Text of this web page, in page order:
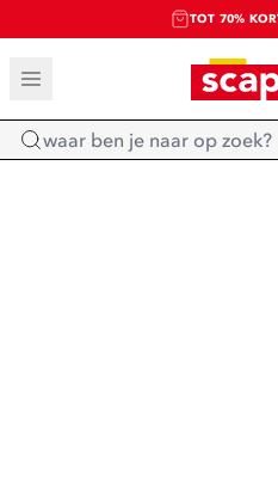
TOT 70%
SALE:SHOP
Home